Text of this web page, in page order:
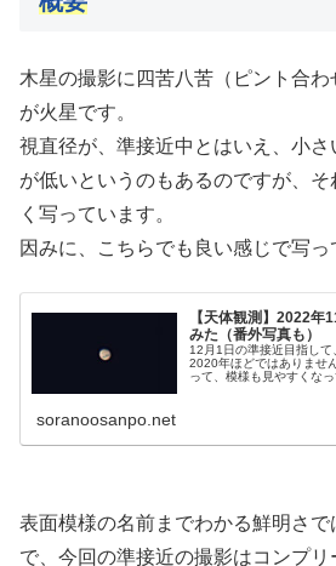
木星の撮影に四苦八苦（ピント合
が火星です。
視直径が、準接近中とはいえ、小
が低いというのもあるのですが、そ
く写っています。
因みに、こちらでも良い感じで写っ
【天体観測】2022年
みた（番外写真も）
12月1日の準接近目指して
2020年ほどではありませ
って、模様も見やすくな
soranoosanpo.net
表面模様の名前までわかる鮮明さ
で、今回の準接近の撮影はコンプ